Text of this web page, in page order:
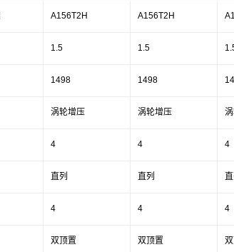
A156T2H A156T2H
1.5 1.5
1498 1498
涡轮增压 涡轮增压
4 4 4
直列 直列
4 4 4
双顶置 双顶置